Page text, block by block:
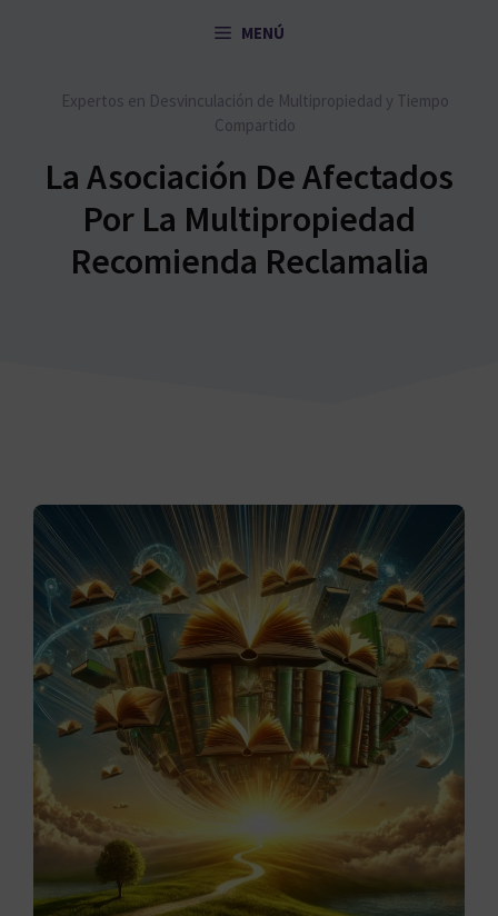
MENÚ
Expertos en Desvinculación de Multipropiedad y Tiempo
Compartido
La Asociación De Afectados
Por La Multipropiedad
Recomienda Reclamalia